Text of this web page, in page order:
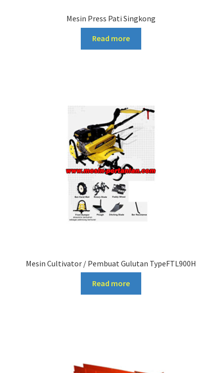
Mesin Press Pati Singkong
Read more
Mesin Cultivator / Pembuat Gulutan TypeFTL900H
Read more